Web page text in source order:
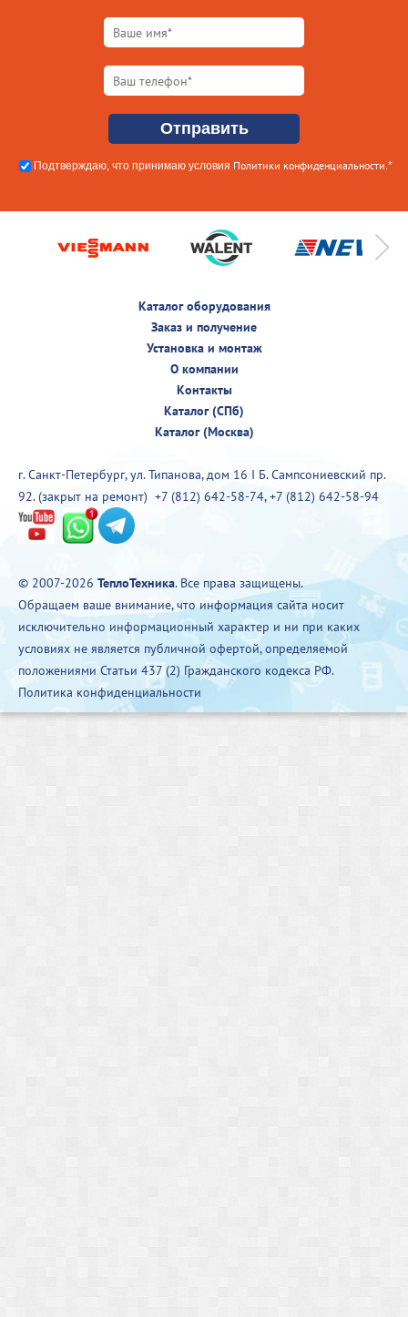
Подтверждаю, что принимаю условия Политики конфиденциальности .*
Каталог оборудования
Заказ и получение
Установка и монтаж
О компании
Контакты
Каталог (СПб)
Каталог (Москва)
г. Санкт-Петербург, ул. Типанова, дом 16 I Б. Сампсониевский пр.
92. (закрыт на ремонт) +7 (812) 642-58-74,+7 (812) 642-58-94
© 2007-2026 ТеплоТехника. Все права защищены.
Обращаем ваше внимание, что информация сайта носит
исключительно информационный характер и ни при каких
условиях не является публичной офертой, определяемой
положениями Статьи 437 (2) Гражданского кодекса РФ.
Политика конфиденциальности